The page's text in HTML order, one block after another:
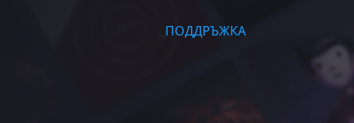
ПОДДРЪЖКА